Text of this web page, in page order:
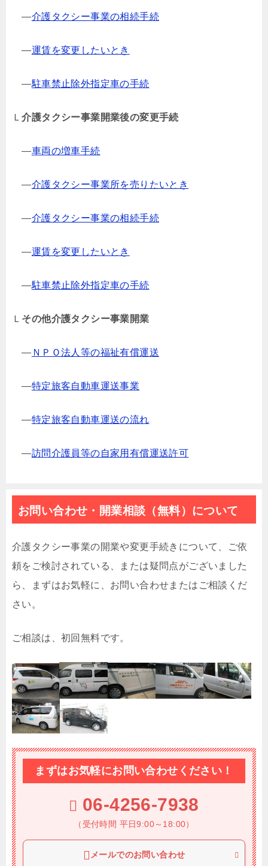
―介護タクシー事業の相続手続
―運賃を変更したいとき
―駐車禁止除外指定車の手続
Ｌ介護タクシー事業開業後の変更手続
―車両の増車手続
―介護タクシー事業所を売りたいとき
―介護タクシー事業の相続手続
―運賃を変更したいとき
―駐車禁止除外指定車の手続
Ｌ その他介護タクシー事業開業
― ＮＰＯ法人等の福祉有償運送
―特定旅客自動車運送事業
―特定旅客自動車運送の流れ
―訪問介護員等の自家用有償運送許可
お問い合わせ・開業相談（無料）について
介護タクシー事業の開業や変更手続きについて、ご依
頼をご検討されている、または疑問点がございました
ら、まずはお気軽に、お問い合わせまたはご相談くだ
さい。
ご相談は、初回無料です。
まずはお気軽にお問い合わせください！
06-4256-7938
（受付時間 平日9:00～18:00）
メールでのお問い合わせ